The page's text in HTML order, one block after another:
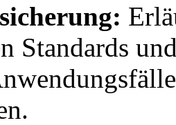
Standards